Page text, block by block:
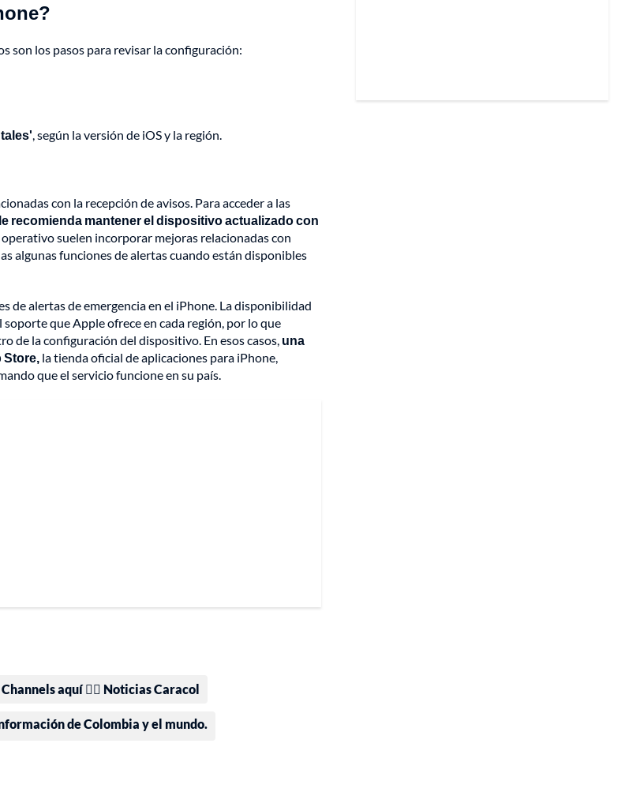
son los pasos para revisar la configuración:
, según la versión de iOS y la región.
con la recepción de avisos. Para acceder a las
recomienda mantener el dispositivo actualizado con
suelen incorporar mejoras relacionadas con
algunas funciones de alertas cuando están disponibles
de alertas de emergencia en el iPhone. La disponibilidad
que Apple ofrece en cada región, por lo que
de la configuración del dispositivo. En esos casos, una
Store, la tienda oficial de aplicaciones para iPhone,
que el servicio funcione en su país.
aquí 👉🏻 Noticias Caracol
de Colombia y el mundo.